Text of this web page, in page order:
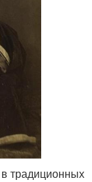
традиционных